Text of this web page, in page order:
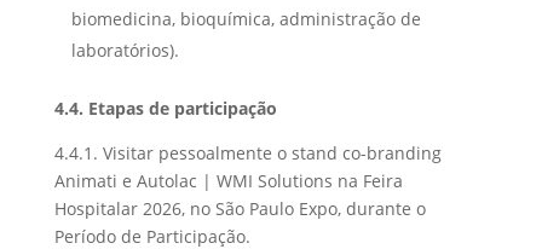
biomedicina, bioquímica, administração de
laboratórios).
4.4. Etapas de participação
4.4.1. Visitar pessoalmente o stand co-branding
Animati e Autolac | WMI Solutions na Feira
Hospitalar 2026, no São Paulo Expo, durante o
Período de Participação.